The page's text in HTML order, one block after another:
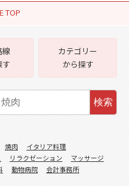
TOP
線
す
カテゴリー
から探す
検索
焼肉
イタリア料理
リラクゼーション
マッサージ
動物病院
会計事務所